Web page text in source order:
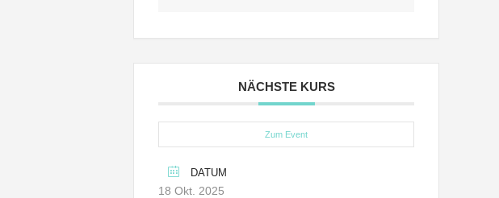
NÄCHSTE KURS
Zum Event
DATUM
18 Okt. 2025